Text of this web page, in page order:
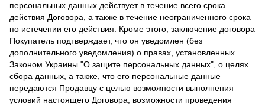
персональных данных действует в течение всего срока
действия Договора, а также в течение неограниченного срока
по истечении его действия. Кроме этого, заключение договора
Покупатель подтверждает, что он уведомлен (без
дополнительного уведомления) о правах, установленных
Законом Украины "О защите персональных данных", о целях
сбора данных, а также, что его персональные данные
передаются Продавцу с целью возможности выполнения
условий настоящего Договора, возможности проведения